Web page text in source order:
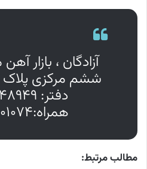
آزادگان ، بازار
ششم مرکزی پلاک ۱۴۳۲ و
دفتر: ۰۲۱۵۵۰۴۸۹۴۹
همراه:۰۹۱۲۳۵۰۱۰۷۴
مطالب مرتبط: